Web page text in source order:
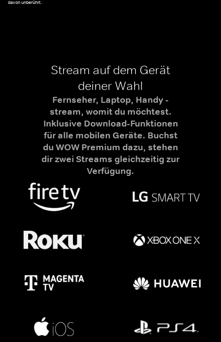
davon unberührt.
Stream auf dem Gerät
deiner Wahl
Fernseher, Laptop, Handy -
stream, womit du möchtest.
Inklusive Download-Funktionen
für alle mobilen Geräte. Buchst
du WOW Premium dazu, stehen
dir zwei Streams gleichzeitig zur
Verfügung.